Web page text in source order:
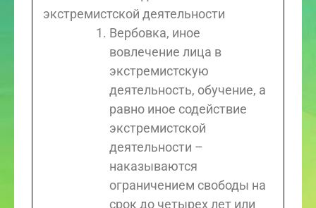
экстремистской деятельности
Вербовка, иное
вовлечение лица в
экстремистскую
деятельность, обучение, а
равно иное содействие
экстремистской
деятельности –
наказываются
ограничением свободы на
срок до четырех лет или